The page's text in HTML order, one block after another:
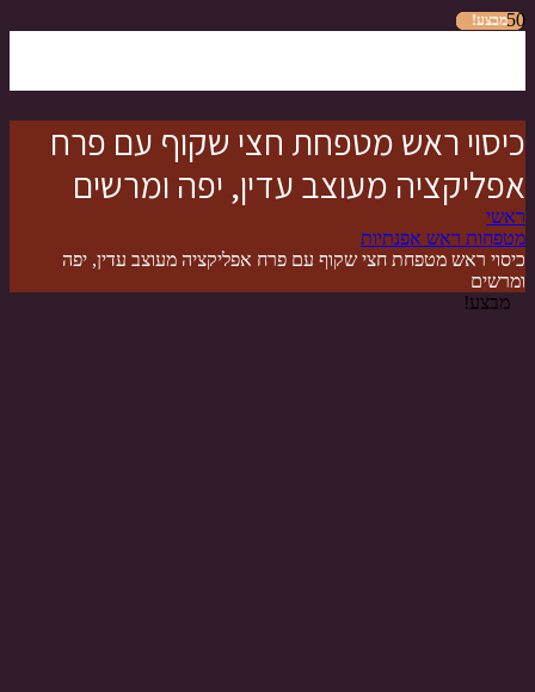
כיסוי ראש מטפחת חצי שקוף עם פרח
אפליקציה מעוצב עדין, יפה ומרשים
ראשי
מטפחות ראש אפנתיות
כיסוי ראש מטפחת חצי שקוף עם פרח אפליקציה מעוצב עדין, יפה
ומרשים
מבצע!
מבצע!
מבצע!
מבצע!
מבצע!
מבצע!
מבצע!
מבצע!